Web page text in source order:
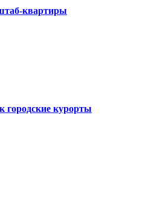
квартиры
городские курорты